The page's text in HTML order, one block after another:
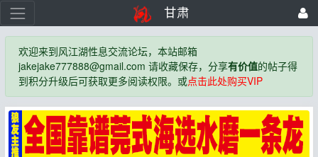
甘肃
欢迎来到风江湖性息交流论坛，本站邮箱
jakejake777888@gmail.com 请收藏保存，分享有价值的帖子得
到积分升级后可获取更多阅读权限。或点击此处购买VIP